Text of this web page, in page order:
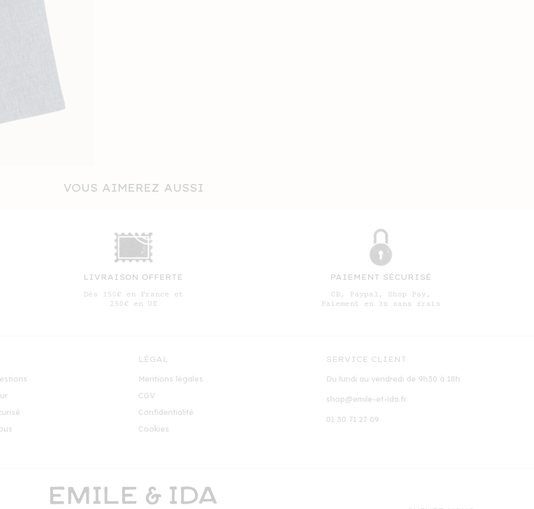
VOUS AIMEREZ AUSSI
LIVRAISON OFFERTE
Dès 150€ en France et
250€ en UE
PAIEMENT SÉCURISÉ
CB, Paypal, Shop Pay,
Paiement en 3x sans frais
LÉGAL
Mentions légales
CGV
Confidentialité
Cookies
SERVICE CLIENT
Du lundi au vendredi de 9h30 à 18h
shop@emile-et-ida.fr
01 30 71 27 09